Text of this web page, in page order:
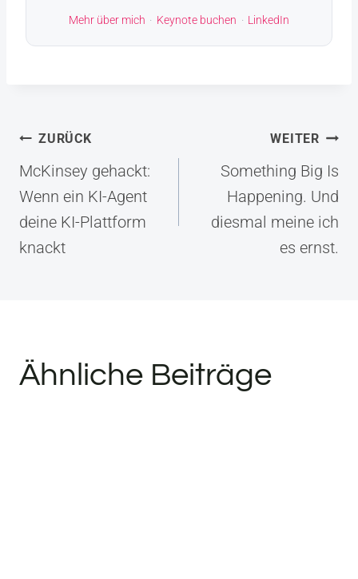
Mehr über mich · Keynote buchen · LinkedIn
Beitragsnavigation
ZURÜCK
McKinsey gehackt:
Wenn ein KI-Agent
deine KI-Plattform
knackt
WEITER
Something Big Is
Happening. Und
diesmal meine ich
es ernst.
Ähnliche Beiträge